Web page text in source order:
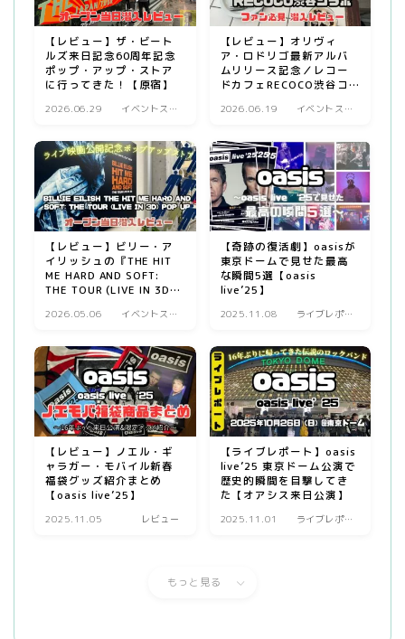
【レビュー】ザ・ビート
ルズ来日記念60周年記念
ポップ・アップ・ストア
に行ってきた！【原宿】
2026.06.29
イベントスト
【レビュー】オリヴィ
ア・ロドリゴ最新アルバ
ムリリース記念／レコー
ドカフェRECOCO渋谷コ
2026.06.19
イベントスト
【レビュー】ビリー・ア
イリッシュの『THE HIT
ME HARD AND SOFT:
THE TOUR (LIVE IN 3D)
【原宿/表参道】
2026.05.06
イベントスト
【奇跡の復活劇】oasisが
東京ドームで見せた最高
な瞬間5選【oasis
live’25】
2025.11.08
ライブレポー
【レビュー】ノエル・ギ
ャラガー・モバイル新春
福袋グッズ紹介まとめ
【oasis live’25】
2025.11.05 レビュー
【ライブレポート】oasis
live’25 東京ドーム公演で
歴史的瞬間を目撃してき
た【オアシス来日公演】
2025.11.01
ライブレポー
もっと見る